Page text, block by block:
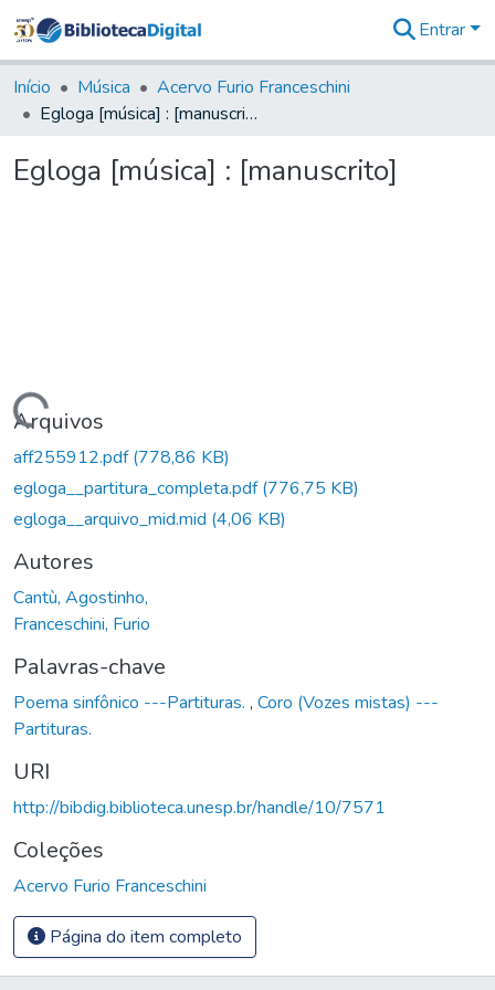
&
Coleções
Tudo na
Digital
Entrar
Início Música
Acervo Furio Franceschini
Egloga [música] : [manuscrito]
Egloga [música] : [manuscrito]
Carregando...
Arquivos
aff255912.pdf(778,86 KB)
egloga__partitura_completa.pdf(776,75 KB)
egloga__arquivo_mid.mid (4,06 KB)
Autores
Cantù, Agostinho,
Franceschini, Furio
Palavras-chave
Poema sinfônico ---Partituras. , Coro (Vozes mistas) ---
Partituras.
URI
http://bibdig.biblioteca.unesp.br/handle/10/7571
Coleções
Acervo Furio Franceschini
Página do item completo